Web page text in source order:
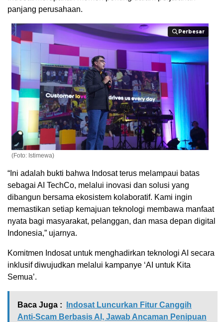
panjang perusahaan.
Perbesar
Perbesar
(Foto: Istimewa)
“Ini adalah bukti bahwa Indosat terus melampaui batas
sebagai AI TechCo, melalui inovasi dan solusi yang
dibangun bersama ekosistem kolaboratif. Kami ingin
memastikan setiap kemajuan teknologi membawa manfaat
nyata bagi masyarakat, pelanggan, dan masa depan digital
Indonesia,” ujarnya.
Komitmen Indosat untuk menghadirkan teknologi AI secara
inklusif diwujudkan melalui kampanye ‘AI untuk Kita
Semua’.
Baca Juga :
Indosat Luncurkan Fitur Canggih
Anti-Scam Berbasis AI, Jawab Ancaman Penipuan